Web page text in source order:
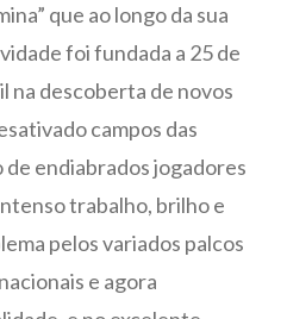
que ao longo da sua
foi fundada a 25 de
na descoberta de novos
campos das
endiabrados jogadores
trabalho, brilho e
pelos variados palcos
e agora